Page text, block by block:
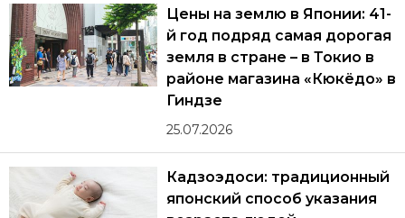
Цены на землю в Японии: 41-
й год подряд самая дорогая
земля в стране – в Токио в
районе магазина «Кюкёдо» в
Гиндзе
25.07.2026
Кадзоэдоси: традиционный
японский способ указания